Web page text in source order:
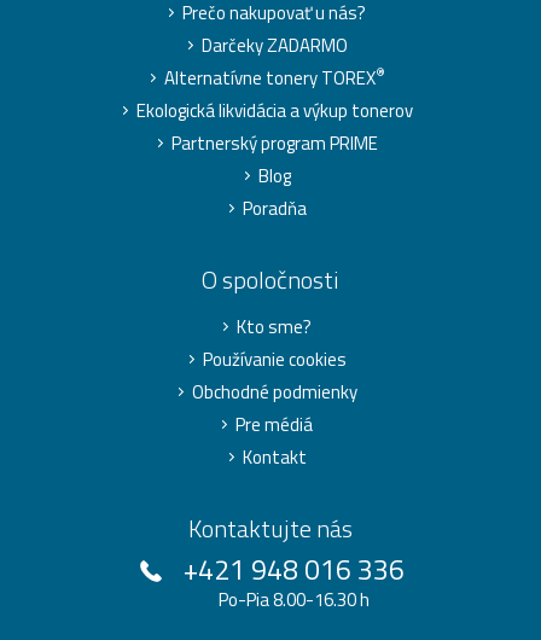
Prečo nakupovať u nás?
Darčeky ZADARMO
Alternatívne tonery TOREX®
Ekologická likvidácia a výkup tonerov
Partnerský program PRIME
Blog
Poradňa
O spoločnosti
Kto sme?
Používanie cookies
Obchodné podmienky
Pre médiá
Kontakt
Kontaktujte nás
+421 948 016 336
Po-Pia 8.00-16.30 h